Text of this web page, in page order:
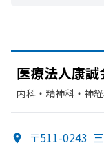
医療法人康
内科・​精神科・神
〒511-0243